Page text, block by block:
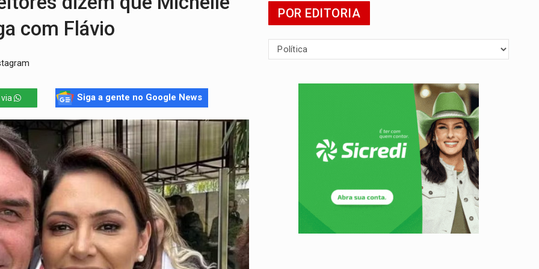
quatro mortos e um em estado grave na BR
nacional com participação de Marcela Bonfim
isoladas nesta sexta-feira (7)
greve da educação municipal em Porto Velho
armas de facção é preso com revólveres e espingardas
com Flávio
Siga a gente no Google News
POR EDITORIA